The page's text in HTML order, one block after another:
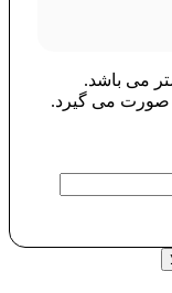
می باشد.
می گیرد.